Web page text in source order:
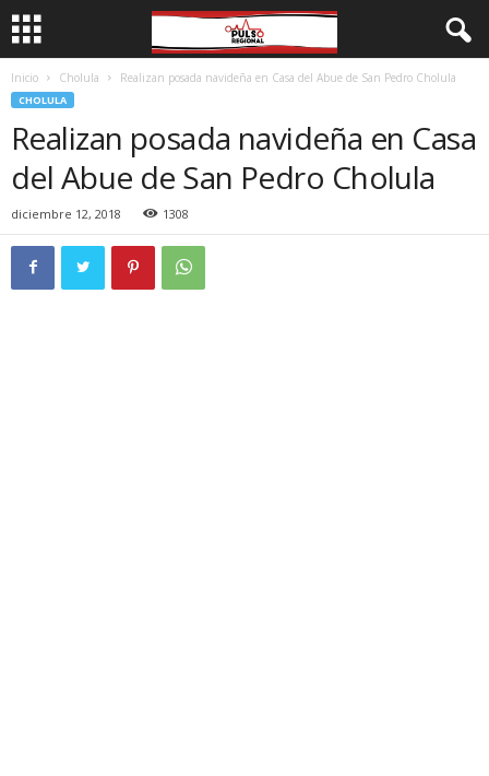
Inicio Cholula Realizan posada navideña en Casa del Abue de San Pedro Cholula
CHOLULA
Realizan posada navideña en Casa
del Abue de San Pedro Cholula
diciembre 12, 2018 1308